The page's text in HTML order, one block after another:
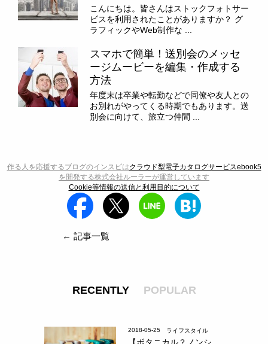
こんにちは。皆さんはストックフォトサー
ビスを利用されたことがありますか？ グ
ラフィックやWeb制作な ...
スマホで簡単！送別会のメッセ
ージムービーを編集・作成する
方法
年度末は卒業や転勤などで同僚や友人との
お別れがやってくる時期でもあります。送
別会に向けて、旅立つ仲間 ...
作る人を応援するブログのインスピはクラウド型電子カタログサービスebook5
を開発する株式会社ルーラーが運営しています
Cookie等情報の送信と利用目的について
← 記事一覧
RECENTLY POPULAR
2018-05-25 ライフスタイル
【ボタニカル？ノンシ